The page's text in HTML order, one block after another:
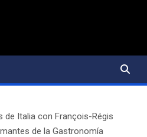
de Italia con François-Régis
de la Gastronomía